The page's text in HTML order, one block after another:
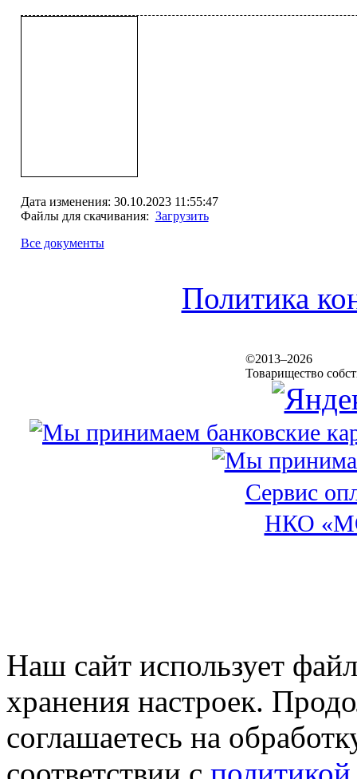
Дата изменения: 30.10.2023 11:55:47
Файлы для скачивания: Загрузить
Все документы
Политика
©2013–2026
Товарищество
Сервис
НКО
Наш сайт использует
хранения настроек.
соглашаетесь на